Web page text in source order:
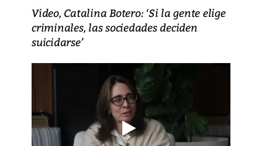
Video, Catalina Botero: ‘Si la gente elige
criminales, las sociedades deciden
suicidarse’